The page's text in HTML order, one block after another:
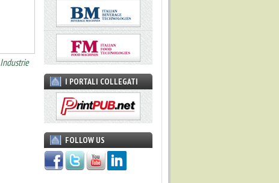
Industrie
I PORTALI COLLEGATI
FOLLOW US